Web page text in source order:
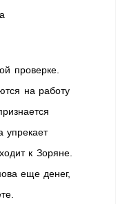
проверке.
на работу
упрекает
к Зоряне.
еще денег,